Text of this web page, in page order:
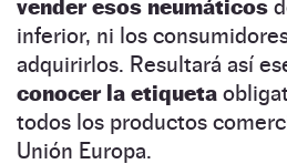
vender esos neumáticos
inferior, ni los
adquirirlos. Resultará así
conocer la etiqueta
todos los productos
Unión Europa.